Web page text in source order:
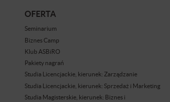
OFERTA
Seminarium
Biznes Camp
Klub ASBiRO
Pakiety nagrań
Studia Licencjackie, kierunek: Zarządzanie
Studia Licencjackie, kierunek: Sprzedaż i Marketing
Studia Magisterskie, kierunek: Biznes i